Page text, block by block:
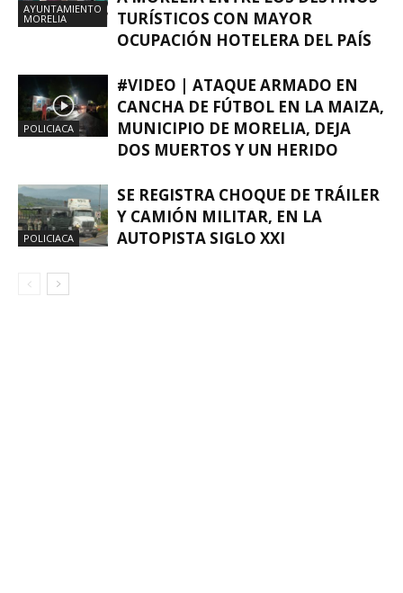
AYUNTAMIENTO
MORELIA
TURÍSTICOS CON MAYOR
OCUPACIÓN HOTELERA DEL PAÍS
POLICIACA
#VIDEO | ATAQUE ARMADO EN
CANCHA DE FÚTBOL EN LA MAIZA,
MUNICIPIO DE MORELIA, DEJA
DOS MUERTOS Y UN HERIDO
POLICIACA
SE REGISTRA CHOQUE DE TRÁILER
Y CAMIÓN MILITAR, EN LA
AUTOPISTA SIGLO XXI